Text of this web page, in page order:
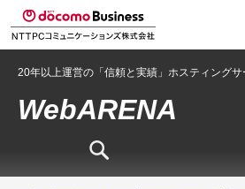
20年以上運営の「信頼と実績」ホスティングサ
WebARENA